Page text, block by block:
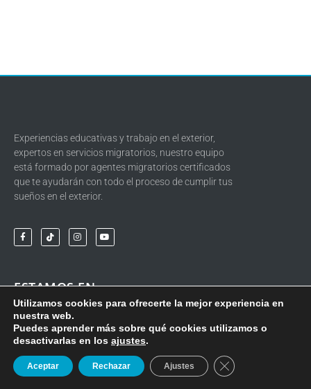
Experiencias educativas y trabajo en el exterior,
expertos en servicios migratorios, nuestro equipo
está formado por agentes migratorios certificados
que te ayudarán con todo el proceso de cumplir tus
sueños en el exterior.
ESTAMOS EN
(ES) Paseo de la Castellana 77, 28046, Madrid
(+34) 665 603 055
info@findyx.com
SOLICITAR
INFORMACIÓN
ENVÍANOS UN
WHATSAPP
Utilizamos cookies para ofrecerte la mejor experiencia en
nuestra web.
Puedes aprender más sobre qué cookies utilizamos o
desactivarlas en los ajustes.
Aceptar Rechazar Ajustes Cerrar el banner